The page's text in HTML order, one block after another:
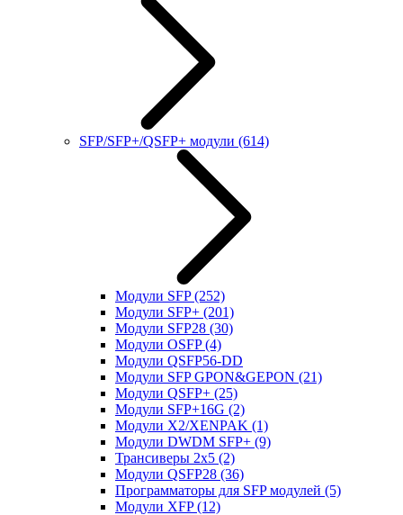
SFP/SFP+/QSFP+ модули (614)
Модули SFP(252)
Модули SFP+ (201)
Модули SFP28 (30)
Модули OSFP(4)
Модули QSFP56-DD
Модули SFP GPON&GEPON (21)
Модули QSFP+ (25)
Модули SFP+16G (2)
Модули X2/XENPAK (1)
Модули DWDM SFP+ (9)
Трансиверы 2x5 (2)
Модули QSFP28 (36)
Программаторы для SFP модулей (5)
Модули XFP(12)